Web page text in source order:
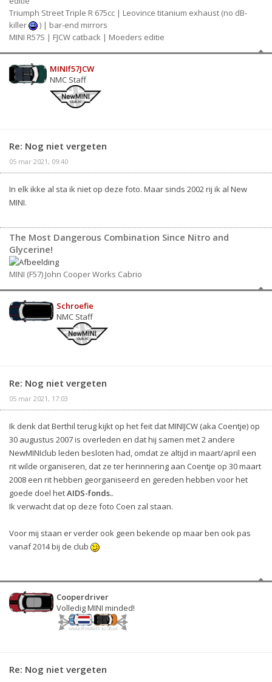
Triumph Street Triple R 675cc | Leovince titanium exhaust (no dB-
killer
) | bar-end mirrors
MINI R57S | FJCW catback | Moeders editie
MINIf57JCW
NMC Staff
Re: Nog niet vergeten
05 mar 2021, 09:40
In elk ikke al sta ik niet op deze foto. Maar sinds 2002 rij ik al New
MINI.
The Most Dangerous Combination Since Nitro and
Glycerine!
MINI (F57) John Cooper Works Cabrio
Schroefie
NMC Staff
Re: Nog niet vergeten
05 mar 2021, 17:03
Ik denk dat Berthil terug kijkt op het feit dat MINIJCW (aka Coentje) op
30 augustus 2007 is overleden en dat hij samen met 2 andere
NewMINIclub leden besloten had, omdat ze altijd in maart/april een
rit wilde organiseren, dat ze ter herinnering aan Coentje op 30 maart
2008 een rit hebben georganiseerd en gereden hebben voor het
goede doel hetAIDS-fonds..
Ik verwacht dat op deze foto Coen zal staan.
Voor mij staan er verder ook geen bekende op maar ben ook pas
vanaf 2014 bij de club
Cooperdriver
Volledig MINI minded!
Re: Nog niet vergeten